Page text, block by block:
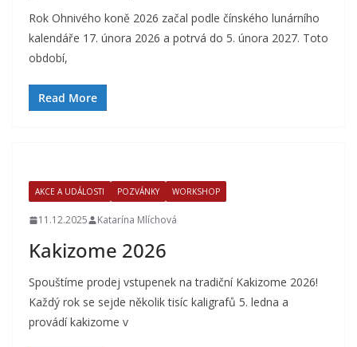
Rok Ohnivého koně 2026 začal podle čínského lunárního
kalendáře 17. února 2026 a potrvá do 5. února 2027. Toto
období,
Read More
AKCE A UDÁLOSTI POZVÁNKY WORKSHOP
11.12.2025 Katarína Mlíchová
Kakizome 2026
Spouštíme prodej vstupenek na tradiční Kakizome 2026!
Každý rok se sejde několik tisíc kaligrafů 5. ledna a
provádí kakizome v